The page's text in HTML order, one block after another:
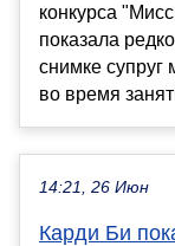
конкурса
показала
снимке супруг
во время
14:21, 26 Июн
Карди Би